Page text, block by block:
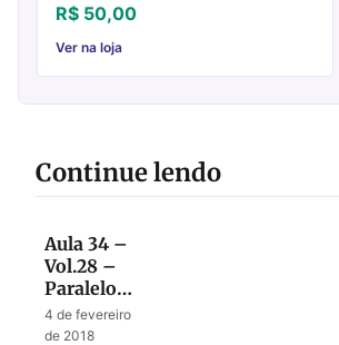
R$ 50,00
Ver na loja
Continue lendo
Aula 34 –
Vol.28 –
Paralelo
entre o
tempo de
4 de fevereiro
de 2018